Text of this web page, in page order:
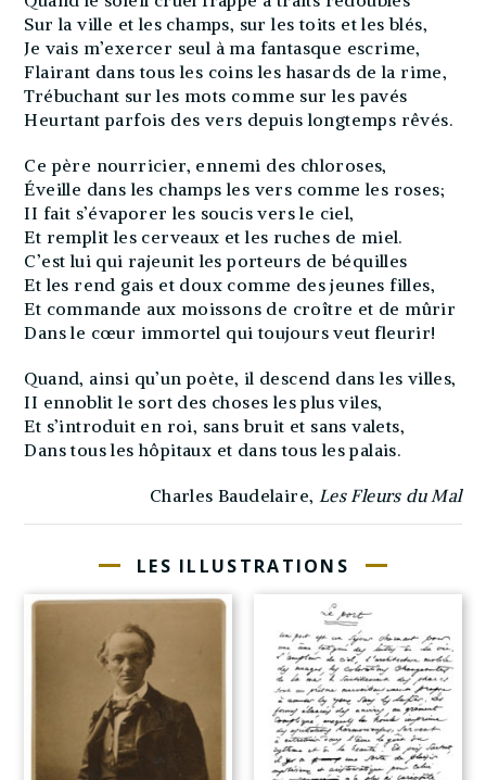
Sur la ville et les champs, sur les toits et les blés,
Je vais m’exercer seul à ma fantasque escrime,
Flairant dans tous les coins les hasards de la rime,
Trébuchant sur les mots comme sur les pavés
Heurtant parfois des vers depuis longtemps rêvés.
Ce père nourricier, ennemi des chloroses,
Éveille dans les champs les vers comme les roses;
II fait s’évaporer les soucis vers le ciel,
Et remplit les cerveaux et les ruches de miel.
C’est lui qui rajeunit les porteurs de béquilles
Et les rend gais et doux comme des jeunes filles,
Et commande aux moissons de croître et de mûrir
Dans le cœur immortel qui toujours veut fleurir!
Quand, ainsi qu’un poète, il descend dans les villes,
II ennoblit le sort des choses les plus viles,
Et s’introduit en roi, sans bruit et sans valets,
Dans tous les hôpitaux et dans tous les palais.
Charles Baudelaire, Les Fleurs du Mal
LES ILLUSTRATIONS